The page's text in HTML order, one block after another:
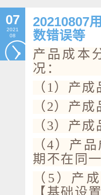
07
2021
08
20210807
数错误等
产品成本
况：
（1）产
（2）产
（3）产
（4）产
期不在同
（5）产